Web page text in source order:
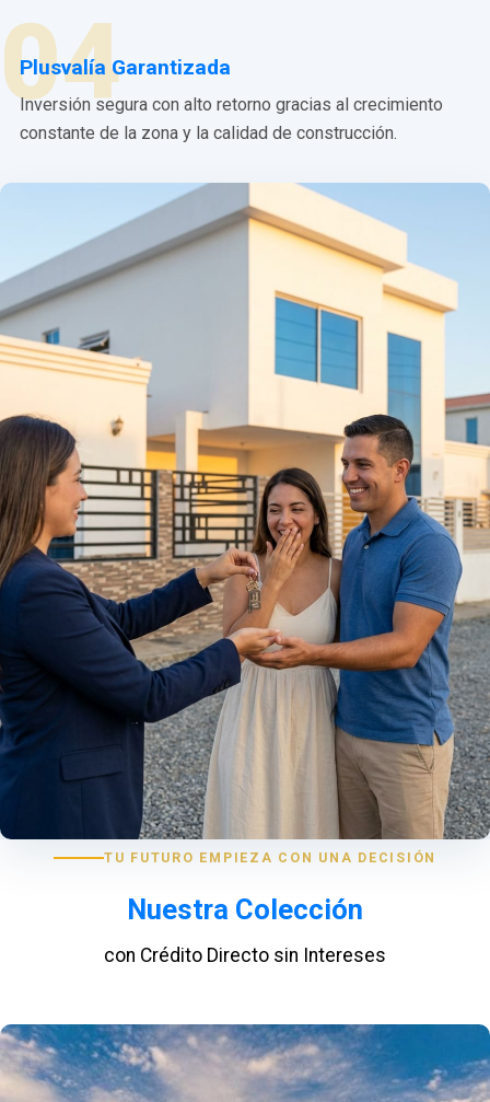
04
Plusvalía Garantizada
Inversión segura con alto retorno gracias al crecimiento
constante de la zona y la calidad de construcción.
TU FUTURO EMPIEZA CON UNA DECISIÓN
Nuestra Colección
con Crédito Directo sin Intereses